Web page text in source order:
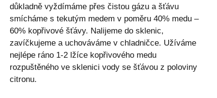
důkladně vyždímáme přes čistou gázu a šťávu
smícháme s tekutým medem v poměru 40% medu –
60% kopřivové šťávy. Nalijeme do sklenic,
zavíčkujeme a uchováváme v chladničce. Užíváme
nejlépe ráno 1-2 lžíce kopřivového medu
rozpuštěného ve sklenici vody se šťávou z poloviny
citronu.